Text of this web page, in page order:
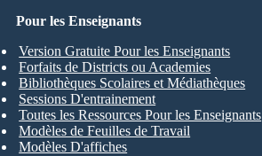
Pour les Enseignants
Version Gratuite Pour les Enseignants
Forfaits de Districts ou Academies
Bibliothèques Scolaires et Médiathèques
Sessions D'entrainement
Toutes les Ressources Pour les Enseignants
Modèles de Feuilles de Travail
Modèles D'affiches